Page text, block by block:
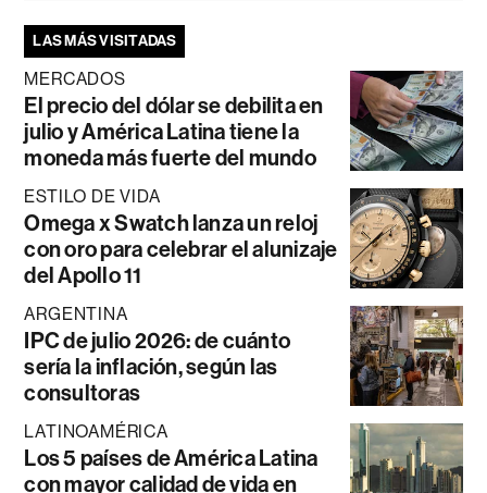
LAS MÁS VISITADAS
MERCADOS
El precio del dólar se debilita en
julio y América Latina tiene la
moneda más fuerte del mundo
ESTILO DE VIDA
Omega x Swatch lanza un reloj
con oro para celebrar el alunizaje
del Apollo 11
ARGENTINA
IPC de julio 2026: de cuánto
sería la inflación, según las
consultoras
LATINOAMÉRICA
Los 5 países de América Latina
con mayor calidad de vida en